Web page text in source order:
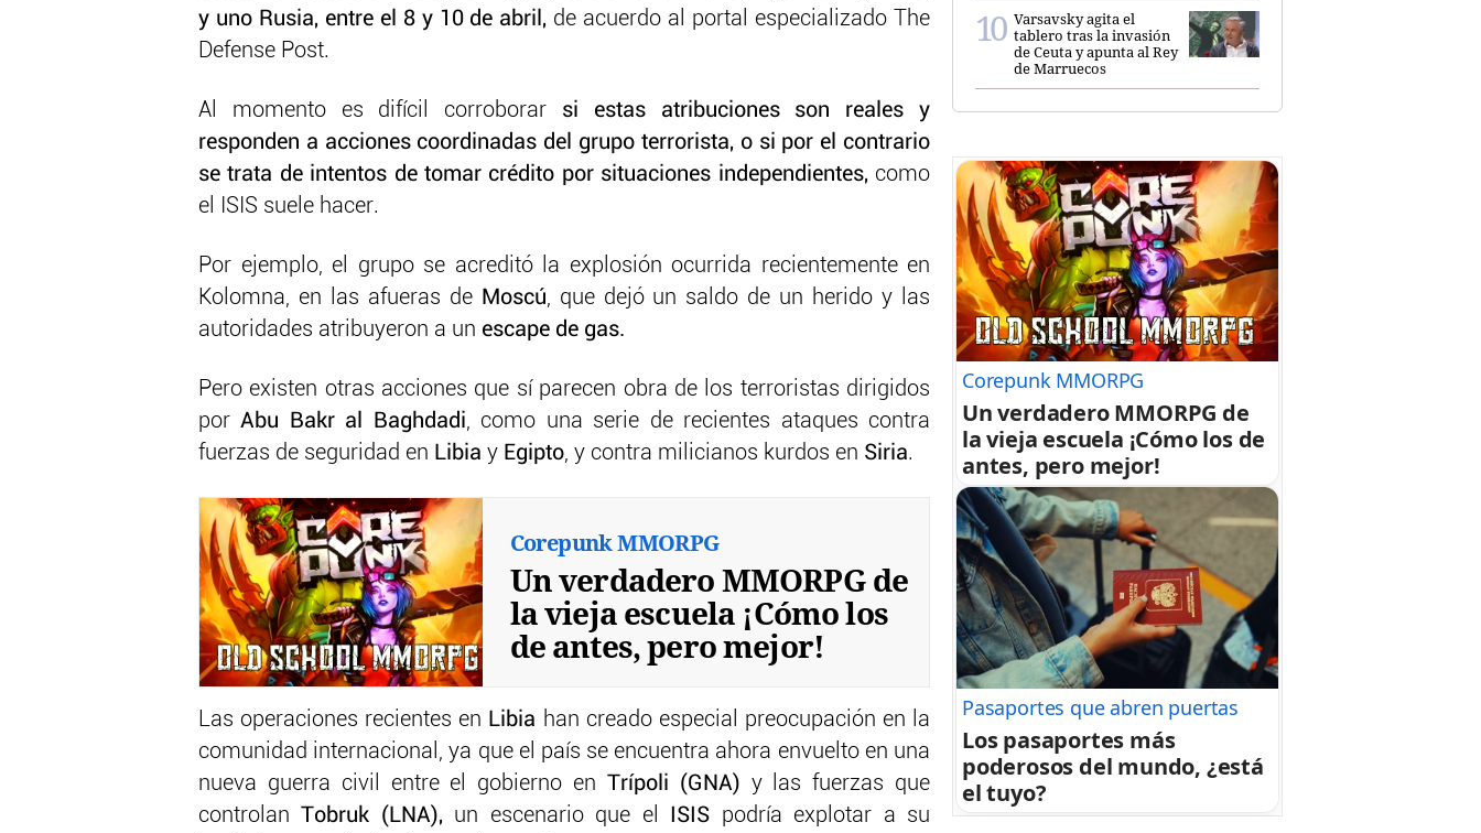
y uno Rusia, entre el 8 y 10 de abril, de acuerdo al portal especializado The
Defense Post.
Al momento es difícil corroborar si estas atribuciones son reales y
responden a acciones coordinadas del grupo terrorista, o si por el contrario
se trata de intentos de tomar crédito por situaciones independientes, como
el ISIS suele hacer.
Por ejemplo, el grupo se acreditó la explosión ocurrida recientemente en
Kolomna, en las afueras de Moscú, que dejó un saldo de un herido y las
autoridades atribuyeron a un escape de gas.
Pero existen otras acciones que sí parecen obra de los terroristas dirigidos
porAbu Bakr al Baghdadi, como una serie de recientes ataques contra
fuerzas de seguridad en Libia y Egipto, y contra milicianos kurdos en Siria.
Corepunk MMORPG
Un verdadero MMORPG de
la vieja escuela ¡Cómo los
de antes, pero mejor!
Las operaciones recientes en Libia han creado especial preocupación en la
comunidad internacional, ya que el país se encuentra ahora envuelto en una
nueva guerra civil entre el gobierno en Trípoli (GNA) y las fuerzas que
controlanTobruk (LNA), un escenario que el ISIS podría explotar a su
Varsavsky agita el
tablero tras la invasión
de Ceuta y apunta al Rey
de Marruecos
Corepunk MMORPG
Un verdadero MMORPG de
la vieja escuela ¡Cómo los de
antes, pero mejor!
Pasaportes que abren puertas
Los pasaportes más
poderosos del mundo, ¿está
el tuyo?